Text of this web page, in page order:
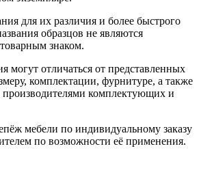
для их различия и более быстрого
образцов не являются
знаком.
могут отличаться от представленных
комплектации, фурнитуре, а также
комплектующих и
мебели по индивидуальному заказу
по возможности её применения.